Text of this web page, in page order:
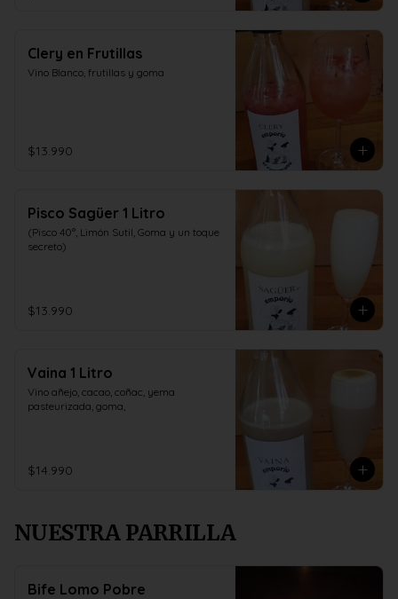
Clery en Frutillas
Vino Blanco, frutillas y goma
$13.990
Pisco Sagüer 1 Litro
(Pisco 40°, Limón Sutil, Goma y un toque
secreto)
$13.990
Vaina 1 Litro
Vino añejo, cacao, coñac, yema
pasteurizada, goma,
$14.990
NUESTRA PARRILLA
Bife Lomo Pobre